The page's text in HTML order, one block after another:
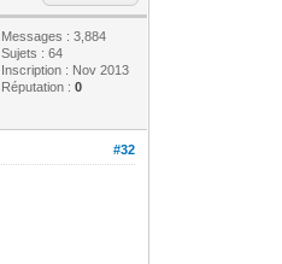
Messages : 3,884
Sujets : 64
Inscription : Nov 2013
Réputation :0
#32